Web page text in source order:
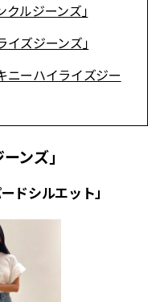
ルジーンズ」
ズジーンズ」
ニーハイライズジー
ンズ」
ドシルエット」